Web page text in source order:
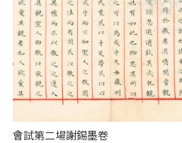
會試第二場謝錫墨卷